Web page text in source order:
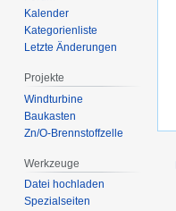
Kalender
Kategorienliste
Letzte Änderungen
Projekte
Windturbine
Baukasten
Zn/O-Brennstoffzelle
Werkzeuge
Datei hochladen
Spezialseiten